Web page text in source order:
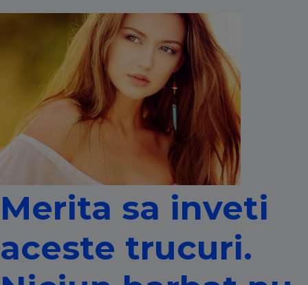
Merita sa inveti
aceste trucuri.